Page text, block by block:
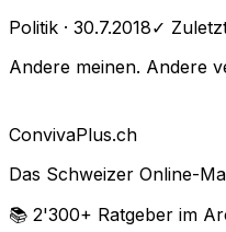
Politik · 30.7.2018✓
Andere meinen. Andere
ConvivaPlus.ch
Das Schweizer Online-
📚 2'300+ Ratgeber im